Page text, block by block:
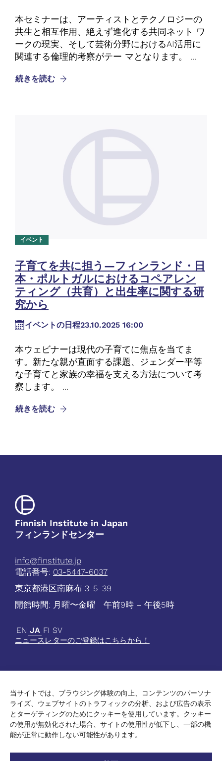
当サイトでは、ブラウジング体験の向上、コンテンツのパーソナ
ライズ、ウェブサイトのトラフィックの分析、および広告の表示
とターゲティングのためにクッキーを使用しています。クッキー
の使用が無効化された場合、サイトの使用性が低下し、一部の機
能が正常に動作しない可能性があります。
本セミナーは、アーティストとテクノロジーの
共生と相互作用、絶えず進化する共同ネット ワ
ークの現実、そして芸術分野におけるAI活用に
関連する倫理的考察がテー マとなります。 ...
続きを読む
イベント
子育てを共に担う―フィンランド・日
本・ポルトガルにおけるコペアレン
ティング（共育）と出生率に関する研
究から
イベントの日程23.10.2025 16:00
本ウェビナーは現代の子育てに焦点を当てま
す。新たな親が直面する課題、ジェンダー平等
な子育てと家族の幸福を支える方法について考
察します。 ...
続きを読む
Finnish Institute in Japan
フィンランドセンター
info@finstitute.jp
電話番号: 03-5447-6037
東京都港区南麻布 3-5-39
開館時間: 月曜〜金曜 午前9時 – 午後5時
EN JA FI SV
ニュースレターのご登録はこちらから！
最新情報
学術
文化
高等教育